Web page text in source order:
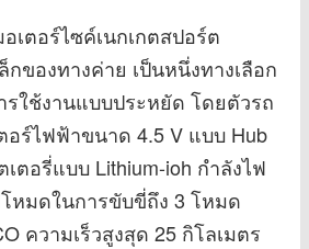
เตอร์ไซค์เนกเกตสปอร์ต
ของทางค่าย เป็นหนึ่งทางเลือก
ใช้งานแบบประหยัด โดยตัวรถ
อร์ไฟฟ้าขนาด 4.5 V แบบ Hub
ตอรี่แบบ Lithium-ioh กำลังไฟ
หมดในการขับขี่ถึง 3 โหมด
ความเร็วสูงสุด 25 กิโลเมตร